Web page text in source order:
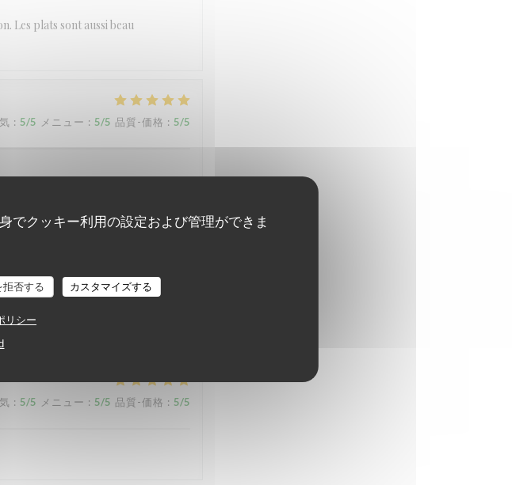
でクッキー利用の設定および管理ができま
拒否する カスタマイズする
リシー
Les plats sont aussi beau
: 5/5 メニュー : 5/5 品質-価格 : 5/5
Continuez, c'est un vrai régal avec
: 5/5 メニュー : 5/5 品質-価格 : 5/5